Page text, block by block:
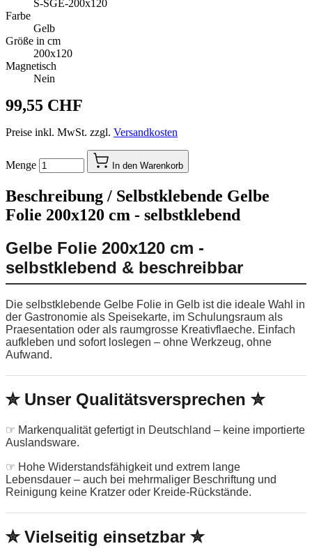
S-SGE-200x120
Farbe
Gelb
Größe in cm
200x120
Magnetisch
Nein
99,55 CHF
Preise inkl. MwSt. zzgl. Versandkosten
Menge In den Warenkorb
Beschreibung / Selbstklebende Gelbe
Folie 200x120 cm - selbstklebend
Gelbe Folie 200x120 cm -
selbstklebend & beschreibbar
Die selbstklebende Gelbe Folie in Gelb ist die ideale Wahl in
der Gastronomie als Speisekarte, im Schulungsraum als
Praesentation oder als raumgrosse Kreativflaeche. Einfach
aufkleben und sofort loslegen – ohne Werkzeug, ohne
Aufwand.
✮ Unser Qualitätsversprechen ✮
☞ Markenqualität gefertigt in Deutschland – keine importierte
Auslandsware.
☞ Hohe Widerstandsfähigkeit und extrem lange
Lebensdauer – auch bei mehrmaliger Beschriftung und
Reinigung keine Kratzer oder Kreide-Rückstände.
✮ Vielseitig einsetzbar ✮